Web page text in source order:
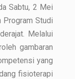
Sabtu, 2 Mei
Program Studi
Melalui
gambaran
yang
fisioterapi